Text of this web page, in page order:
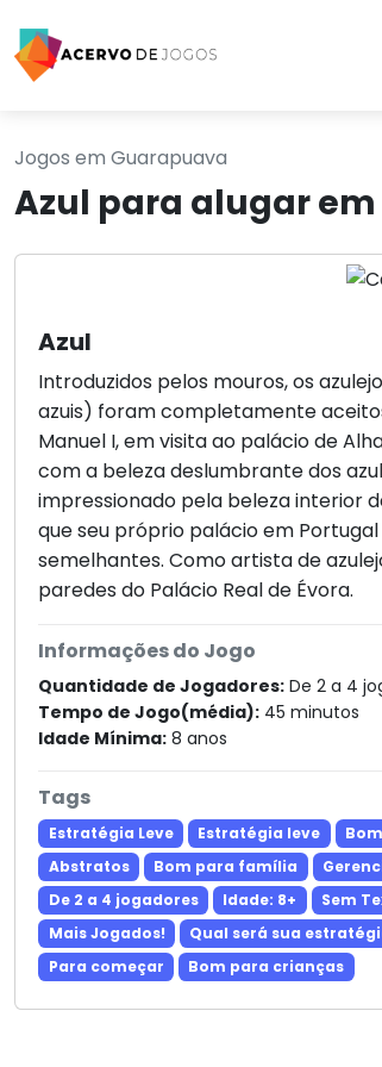
Jogos em Guarapuava
Azul para alugar
Azul
Introduzidos pelos mouros, os
azuis) foram completamente
Manuel I, em visita ao palácio de
com a beleza deslumbrante dos
impressionado pela beleza interior
que seu próprio palácio em
semelhantes. Como artista de
paredes do Palácio Real de Évora.
Informações do Jogo
Quantidade de Jogadores: De 2 a 4
Tempo de Jogo(média): 45 minutos
Idade Mínima: 8 anos
Tags
Estratégia Leve Estratégia leve
Abstratos
Bom para família
De 2 a 4 jogadores
Idade: 8+ Sem
Mais Jogados!
Qual será sua
Para começar
Bom para crianças